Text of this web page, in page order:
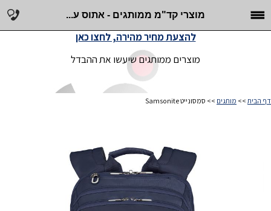
מוצרי קד"מ ממותגים - אתוס ע...
מוצרים ממותגים שיעשו את ההבדל
להצעת מחיר מהירה, לחצו כאן
דף הבית >> מותגים >> סמסונייט Samsonite